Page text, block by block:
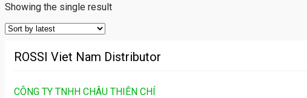
Showing the single result
ROSSI Viet Nam Distributor
CÔNG TY TNHH CHÂU THIÊN CHÍ